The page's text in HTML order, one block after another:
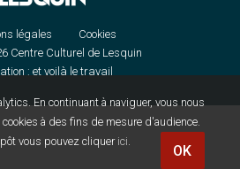
En continuant à naviguer, vous nous
à des fins de mesure d'audience.
vous pouvez cliquer ici.
légales
Cookies
Centre Culturel de Lesquin
: et voilà le travail